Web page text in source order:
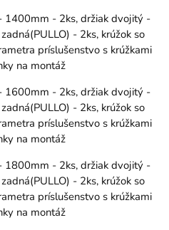
1400mm - 2ks, držiak dvojitý -
- 2ks, krúžok so
príslušenstvo s krúžkami
na montáž
1600mm - 2ks, držiak dvojitý -
- 2ks, krúžok so
príslušenstvo s krúžkami
na montáž
1800mm - 2ks, držiak dvojitý -
- 2ks, krúžok so
príslušenstvo s krúžkami
na montáž